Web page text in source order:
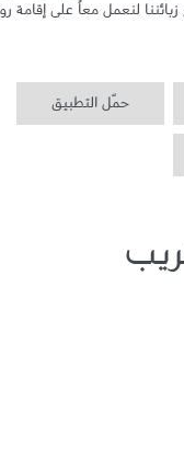
حمّل التطبيق